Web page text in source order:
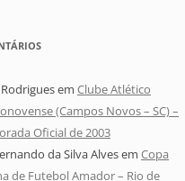
em Clube Atlético
(Campos Novos – SC) –
Oficial de 2003
da Silva Alvesem Copa
de Futebol Amador – Rio de